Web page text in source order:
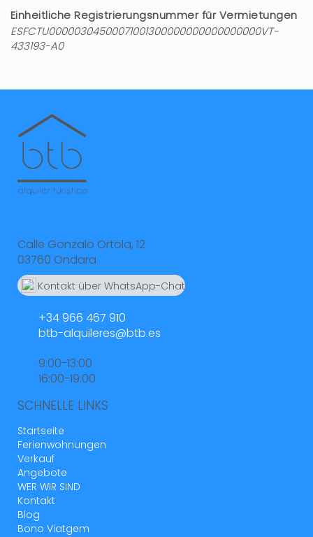
Einheitliche Registrierungsnummer für Vermietungen
ESFCTU00000304500071001300000000000000000VT-
433193-A0
Calle Gonzalo Ortola, 12
03760 Ondara
Kontakt über WhatsApp-Chat
+34 966 467 910
btb-alquileres@btb.es
9:00-13:00
16:00-19:00
SCHNELLE LINKS
Startseite
Ferienwohnungen
Verkauf
Angebote
WER WIR SIND
Kontakt
Blog
Bono Viatgem